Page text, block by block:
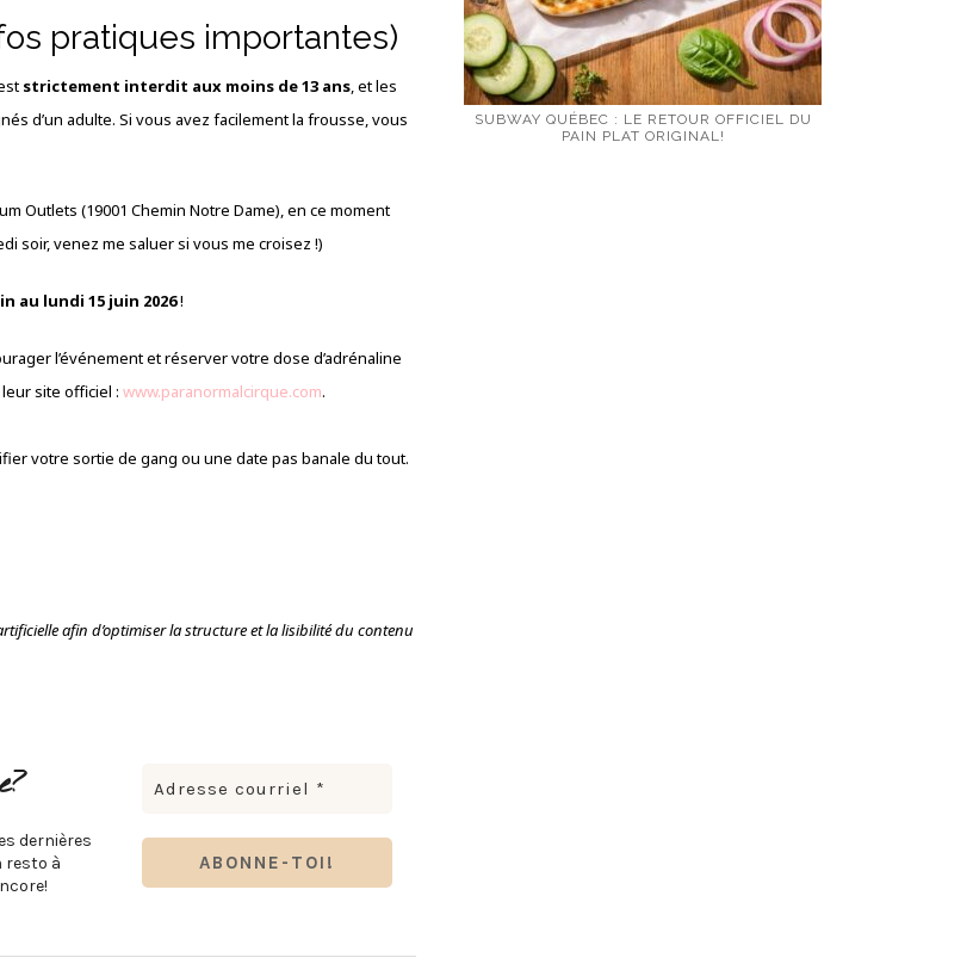
pratiques importantes)
strictement interdit aux moins de 13 ans, et les
d’un adulte. Si vous avez facilement la frousse, vous
Outlets (19001 Chemin Notre Dame), en ce moment
soir, venez me saluer si vous me croisez !)
au lundi 15 juin 2026!
l’événement et réserver votre dose d’adrénaline
site officiel : www.paranormalcirque.com.
votre sortie de gang ou une date pas banale du tout.
afin d’optimiser la structure et la lisibilité du contenu
dernières
resto à
SUBWAY QUÉBEC : LE RETOUR OFFICIEL DU
PAIN PLAT ORIGINAL!